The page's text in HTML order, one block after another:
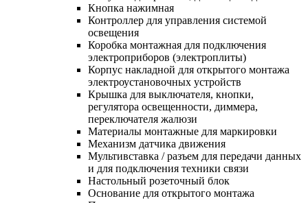
Кнопка нажимная
Контроллер для управления системой
освещения
Коробка монтажная для подключения
электроприборов (электроплиты)
Корпус накладной для открытого монтажа
электроустановочных устройств
Крышка для выключателя, кнопки,
регулятора освещенности, диммера,
переключателя жалюзи
Материалы монтажные для маркировки
Механизм датчика движения
Мультивставка / разъем для передачи данных
и для подключения техники связи
Настольный розеточный блок
Основание для открытого монтажа